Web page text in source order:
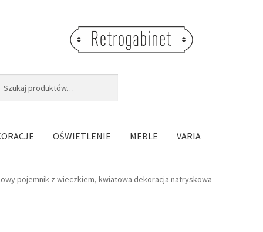
OŚWIETLENIE MEBLE VARIA
pojemnik z wieczkiem, kwiatowa dekoracja natryskowa